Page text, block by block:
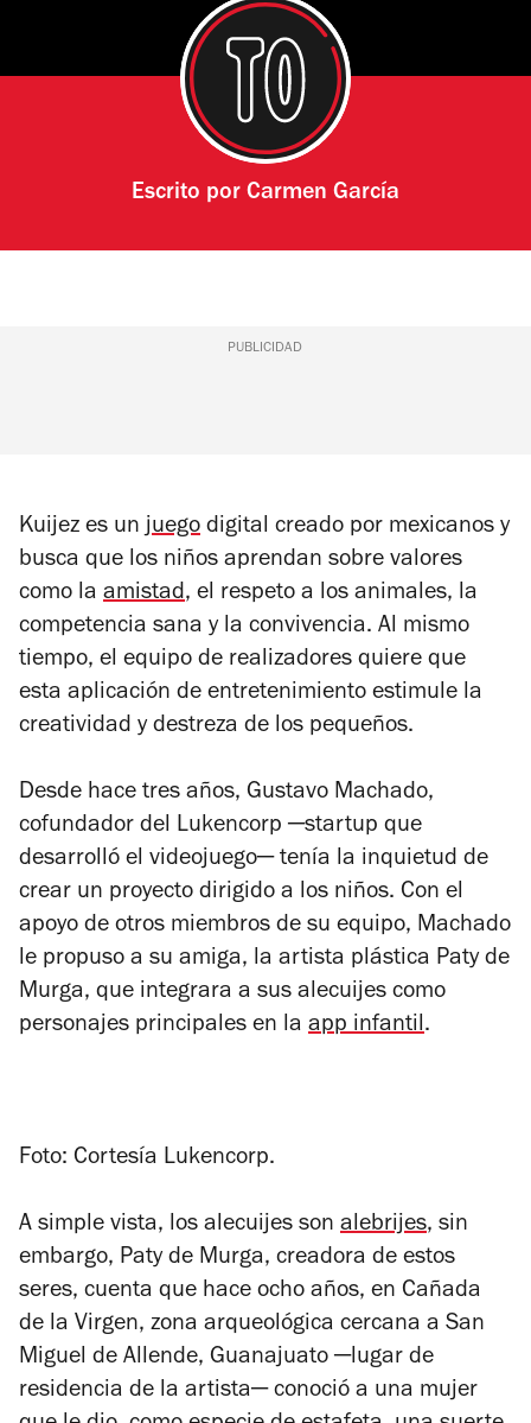
Escrito por Carmen García
PUBLICIDAD
Kuijez es un juego digital creado por mexicanos y
busca que los niños aprendan sobre valores
como la amistad, el respeto a los animales, la
competencia sana y la convivencia. Al mismo
tiempo, el equipo de realizadores quiere que
esta aplicación de entretenimiento estimule la
creatividad y destreza de los pequeños.
Desde hace tres años, Gustavo Machado,
cofundador del Lukencorp ─startup que
desarrolló el videojuego─ tenía la inquietud de
crear un proyecto dirigido a los niños. Con el
apoyo de otros miembros de su equipo, Machado
le propuso a su amiga, la artista plástica Paty de
Murga, que integrara a sus alecuijes como
personajes principales en la app infantil.
Foto: Cortesía Lukencorp.
A simple vista, los alecuijes son alebrijes, sin
embargo, Paty de Murga, creadora de estos
seres, cuenta que hace ocho años, en Cañada
de la Virgen, zona arqueológica cercana a San
Miguel de Allende, Guanajuato ─lugar de
residencia de la artista─ conoció a una mujer